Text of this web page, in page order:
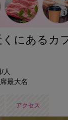
にあるカ
人
最大名
アクセス